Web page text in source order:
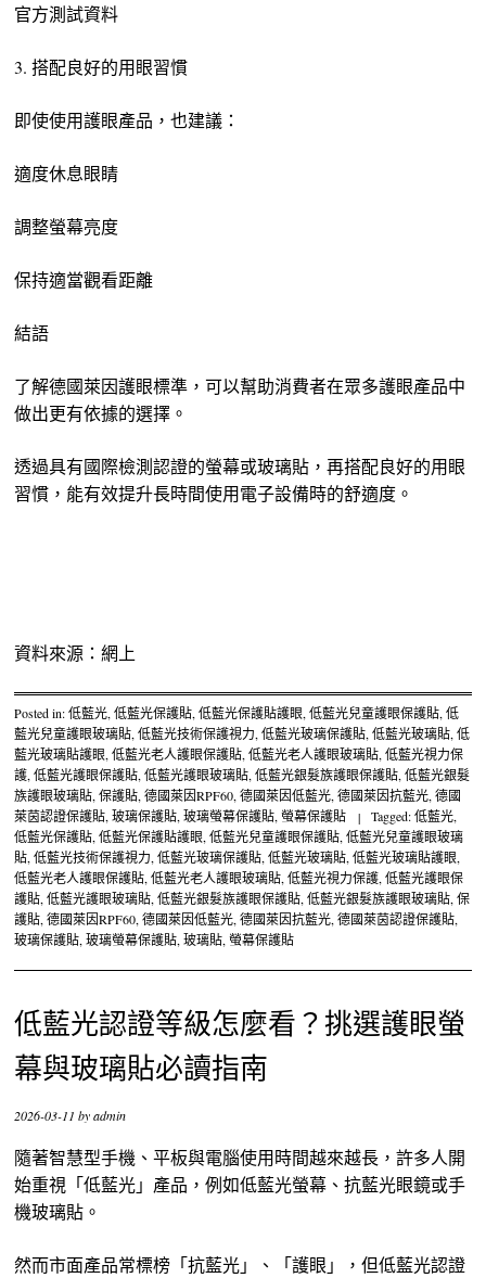
官方測試資料
3. 搭配良好的用眼習慣
即使使用護眼產品，也建議：
適度休息眼睛
調整螢幕亮度
保持適當觀看距離
結語
了解德國萊因護眼標準，可以幫助消費者在眾多護眼產品中
做出更有依據的選擇。
透過具有國際檢測認證的螢幕或玻璃貼，再搭配良好的用眼
習慣，能有效提升長時間使用電子設備時的舒適度。
資料來源：網上
Posted in:低藍光,低藍光保護貼,低藍光保護貼護眼,低藍光兒童護眼保護貼,低
藍光兒童護眼玻璃貼,低藍光技術保護視力,低藍光玻璃保護貼,低藍光玻璃貼,低
藍光玻璃貼護眼,低藍光老人護眼保護貼,低藍光老人護眼玻璃貼,低藍光視力保
護,低藍光護眼保護貼,低藍光護眼玻璃貼,低藍光銀髮族護眼保護貼,低藍光銀髮
族護眼玻璃貼,保護貼,德國萊因RPF60,德國萊因低藍光,德國萊因抗藍光,德國
萊茵認證保護貼,玻璃保護貼,玻璃螢幕保護貼,螢幕保護貼 | Tagged:低藍光,
低藍光保護貼,低藍光保護貼護眼,低藍光兒童護眼保護貼,低藍光兒童護眼玻璃
貼,低藍光技術保護視力,低藍光玻璃保護貼,低藍光玻璃貼,低藍光玻璃貼護眼,
低藍光老人護眼保護貼,低藍光老人護眼玻璃貼,低藍光視力保護,低藍光護眼保
護貼,低藍光護眼玻璃貼,低藍光銀髮族護眼保護貼,低藍光銀髮族護眼玻璃貼,保
護貼,德國萊因RPF60,德國萊因低藍光,德國萊因抗藍光,德國萊茵認證保護貼,
玻璃保護貼,玻璃螢幕保護貼,玻璃貼,螢幕保護貼
低藍光認證等級怎麼看？挑選護眼螢
幕與玻璃貼必讀指南
2026-03-11 byadmin
隨著智慧型手機、平板與電腦使用時間越來越長，許多人開
始重視「低藍光」產品，例如低藍光螢幕、抗藍光眼鏡或手
機玻璃貼。
然而市面產品常標榜「抗藍光」、「護眼」，但低藍光認證